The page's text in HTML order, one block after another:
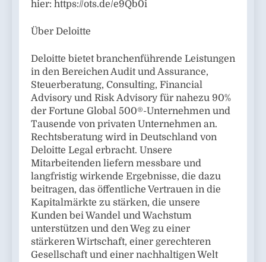
hier: https://ots.de/e9Qb0i
Über Deloitte
Deloitte bietet branchenführende Leistungen
in den Bereichen Audit und Assurance,
Steuerberatung, Consulting, Financial
Advisory und Risk Advisory für nahezu 90%
der Fortune Global 500®-Unternehmen und
Tausende von privaten Unternehmen an.
Rechtsberatung wird in Deutschland von
Deloitte Legal erbracht. Unsere
Mitarbeitenden liefern messbare und
langfristig wirkende Ergebnisse, die dazu
beitragen, das öffentliche Vertrauen in die
Kapitalmärkte zu stärken, die unsere
Kunden bei Wandel und Wachstum
unterstützen und den Weg zu einer
stärkeren Wirtschaft, einer gerechteren
Gesellschaft und einer nachhaltigen Welt